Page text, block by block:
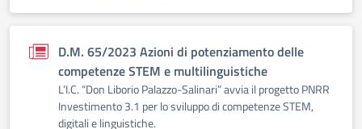
D.M. 65/2023 Azioni di potenziamento delle
competenze STEM e multilinguistiche
L’I.C. “Don Liborio Palazzo-Salinari” avvia il progetto PNRR
Investimento 3.1 per lo sviluppo di competenze STEM,
digitali e linguistiche.